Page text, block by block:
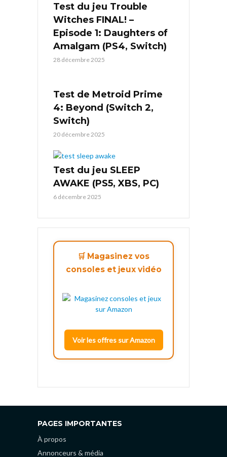
Test du jeu Trouble
Witches FINAL! –
Episode 1: Daughters of
Amalgam (PS4, Switch)
28 décembre 2025
Test de Metroid Prime
4: Beyond (Switch 2,
Switch)
20 décembre 2025
Test du jeu SLEEP
AWAKE (PS5, XBS, PC)
6 décembre 2025
🛒 Magasinez vos
consoles et jeux vidéo
Voir les offres sur Amazon
PAGES IMPORTANTES
À propos
Annonceurs & média